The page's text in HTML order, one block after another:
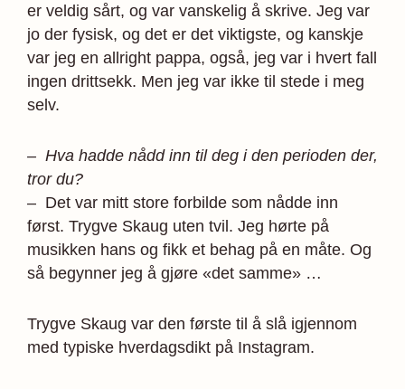
er veldig sårt, og var vanskelig å skrive. Jeg var
jo der fysisk, og det er det viktigste, og kanskje
var jeg en allright pappa, også, jeg var i hvert fall
ingen drittsekk. Men jeg var ikke til stede i meg
selv.
– Hva hadde nådd inn til deg i den perioden der,
tror du?
– Det var mitt store forbilde som nådde inn
først. Trygve Skaug uten tvil. Jeg hørte på
musikken hans og fikk et behag på en måte. Og
så begynner jeg å gjøre «det samme» …
Trygve Skaug var den første til å slå igjennom
med typiske hverdagsdikt på Instagram.